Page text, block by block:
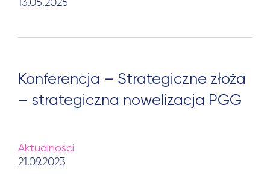
13.05.2025
Konferencja – Strategiczne złoża
– strategiczna nowelizacja PGG
Aktualności
21.09.2023